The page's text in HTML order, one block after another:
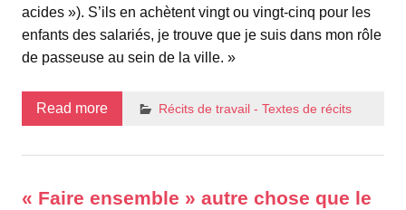
acides »). S’ils en achètent vingt ou vingt-cinq pour les
enfants des salariés, je trouve que je suis dans mon rôle
de passeuse au sein de la ville. »
Read more Récits de travail - Textes de récits
« Faire ensemble » autre chose que le